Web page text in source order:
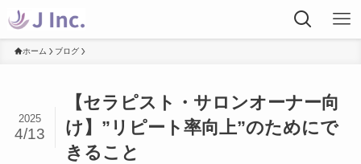
ホーム ブログ
【セラピスト・サロンオーナー向
け】”リピート率向上”のためにで
きること
2025
4/13